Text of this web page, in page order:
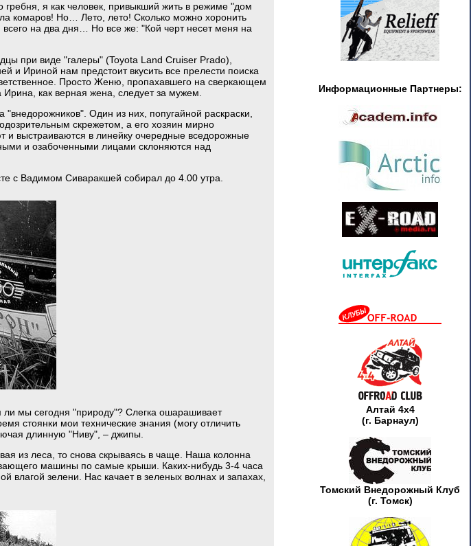
гребня, я как человек, привыкший жить в режиме "дом
комаров! Но… Лето, лето! Сколько можно хоронить
на два дня… Но все же: "Кой черт несет меня на
при виде "галеры" (Toyota Land Cruiser Prado),
Ириной нам предстоит вкусить все прелести поиска
Просто Женю, пропахавшего на сверкающем
Ирина, как верная жена, следует за мужем.
"внедорожников". Один из них, попугайной раскраски,
скрежетом, а его хозяин мирно
и выстраиваются в линейку очередные вседорожные
и озабоченными лицами склоняются над
с Вадимом Сиваракшей собирал до 4.00 утра.
ли мы сегодня "природу"? Слегка ошарашивает
стоянки мои технические знания (могу отличить
длинную "Ниву", – джипы.
из леса, то снова скрываясь в чаще. Наша колонна
машины по самые крыши. Каких-нибудь 3-4 часа
влагой зелени. Нас качает в зеленых волнах и запахах,
Информационные Партнеры:
Алтай 4х4
(г. Барнаул)
Томский Внедорожный Клуб
(г. Томск)